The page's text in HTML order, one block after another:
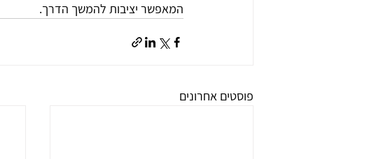
המאפשר יציבות להמשך הדרך.
פוסטים אחרונים